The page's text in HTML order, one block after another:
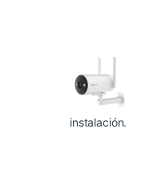
instalación.